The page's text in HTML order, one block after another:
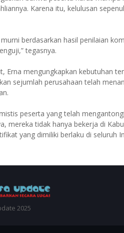
Karena itu, kelulusan
murni berdasarkan hasil penilaian
tegasnya.
Erna mengungkapkan kebutuhan
sejumlah perusahaan telah
peserta yang telah
mereka tidak hanya bekerja di
yang dimiliki berlaku di seluruh
2025